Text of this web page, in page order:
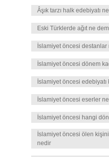
Âşık tarzı halk edebiyatı
Eski Türklerde ağıt ne
İslamiyet öncesi
İslamiyet öncesi dönem
İslamiyet öncesi edebiyatı
İslamiyet öncesi eserler
İslamiyet öncesi hangi
İslamiyet öncesi ölen
nedir